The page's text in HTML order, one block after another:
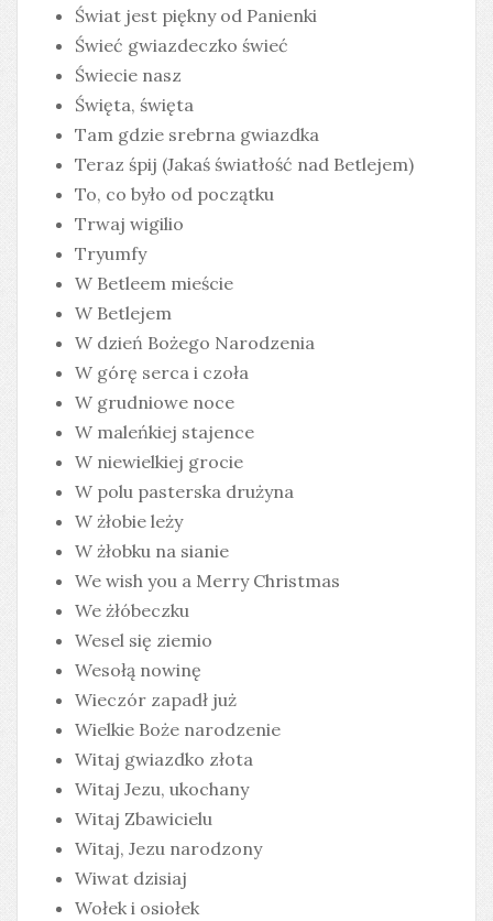
Świat jest piękny od Panienki
Świeć gwiazdeczko świeć
Świecie nasz
Święta, święta
Tam gdzie srebrna gwiazdka
Teraz śpij (Jakaś światłość nad Betlejem)
To, co było od początku
Trwaj wigilio
Tryumfy
W Betleem mieście
W Betlejem
W dzień Bożego Narodzenia
W górę serca i czoła
W grudniowe noce
W maleńkiej stajence
W niewielkiej grocie
W polu pasterska drużyna
W żłobie leży
W żłobku na sianie
We wish you a Merry Christmas
We żłóbeczku
Wesel się ziemio
Wesołą nowinę
Wieczór zapadł już
Wielkie Boże narodzenie
Witaj gwiazdko złota
Witaj Jezu, ukochany
Witaj Zbawicielu
Witaj, Jezu narodzony
Wiwat dzisiaj
Wołek i osiołek